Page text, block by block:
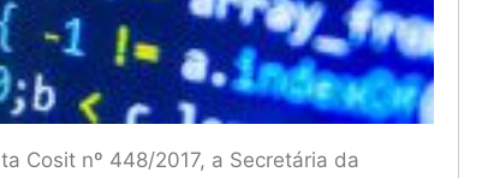
Cosit nº 448/2017, a Secretária da